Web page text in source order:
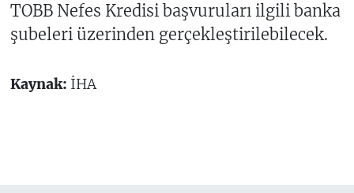
TOBB Nefes Kredisi başvuruları ilgili banka
şubeleri üzerinden gerçekleştirilebilecek.
Kaynak: İHA